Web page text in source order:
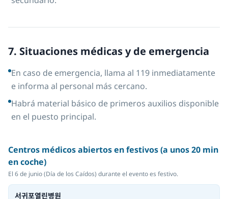
7. Situaciones médicas y de emergencia
En caso de emergencia, llama al 119 inmediatamente
e informa al personal más cercano.
Habrá material básico de primeros auxilios disponible
en el puesto principal.
Centros médicos abiertos en festivos (a unos 20 min
en coche)
El 6 de junio (Día de los Caídos) durante el evento es festivo.
서귀포열린병원